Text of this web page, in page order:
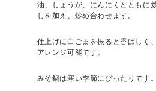
油、しょうが、にんにくとともに
しを加え、炒め合わせます。
仕上げに白ごまを振ると香ばしく
アレンジ可能です。
みそ鍋は寒い季節にぴったりです。